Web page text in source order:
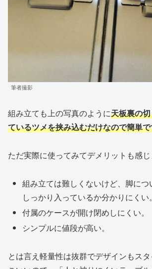
筆者撮影
組み立ても上の写真のように天板裏の
ているツメを挟み込むだけなので簡単
ただ実際に使ってみてデメリットも感じ
組み立ては難しくないけど、脚に
しっかり入っているか分かりにくい。
付属のケースが開け閉めしにくい。
シンプルに値段が高い。
とは言え軽量性は抜群でデザインもス